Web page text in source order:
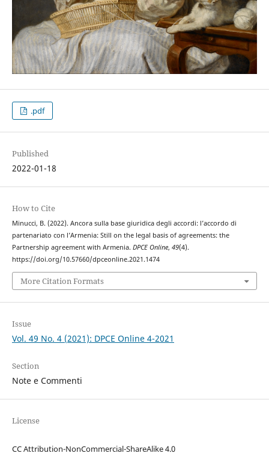
.pdf
Published
2022-01-18
How to Cite
Minucci, B. (2022). Ancora sulla base giuridica degli accordi: l’accordo di
partenariato con l’Armenia: Still on the legal basis of agreements: the
Partnership agreement with Armenia. DPCE Online, 49(4).
https://doi.org/10.57660/dpceonline.2021.1474
More Citation Formats
Issue
Vol. 49 No. 4 (2021): DPCE Online 4-2021
Section
Note e Commenti
License
CC Attribution-NonCommercial-ShareAlike 4.0